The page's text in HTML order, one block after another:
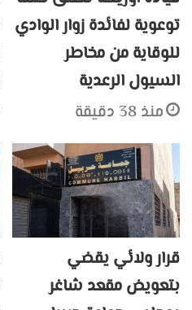
توعوية لفائدة زوار الوادي
للوقاية من مخاطر
السيول الرعدية
منذ 38 دقيقة
قرار ولائي يقضي
بتعويض مقعد شاغر